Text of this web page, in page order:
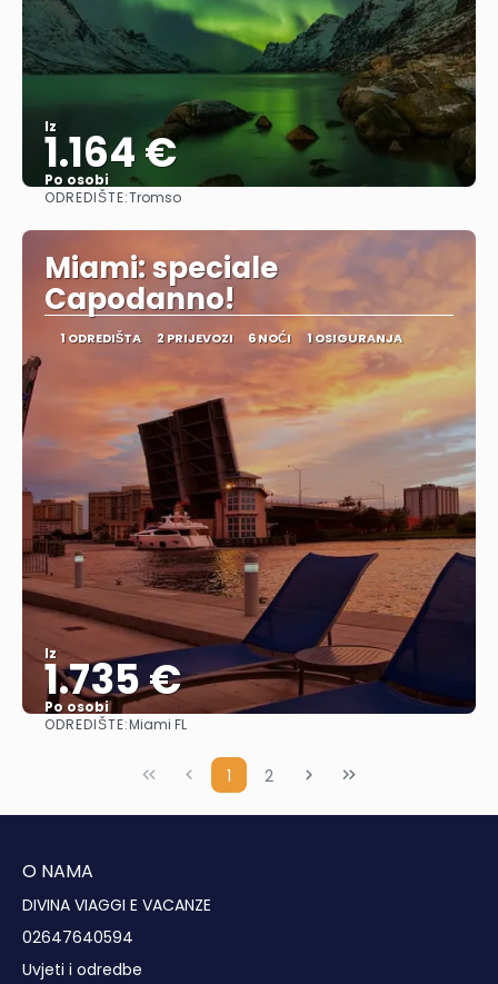
Iz
1.164 €
Po osobi
ODREDIŠTE:Tromso
Miami: speciale
Capodanno!
1 ODREDIŠTA 2 PRIJEVOZI 6 NOĆI 1 OSIGURANJA
Iz
1.735 €
Po osobi
ODREDIŠTE:Miami FL
1 2
O NAMA
DIVINA VIAGGI E VACANZE
02647640594
Uvjeti i odredbe